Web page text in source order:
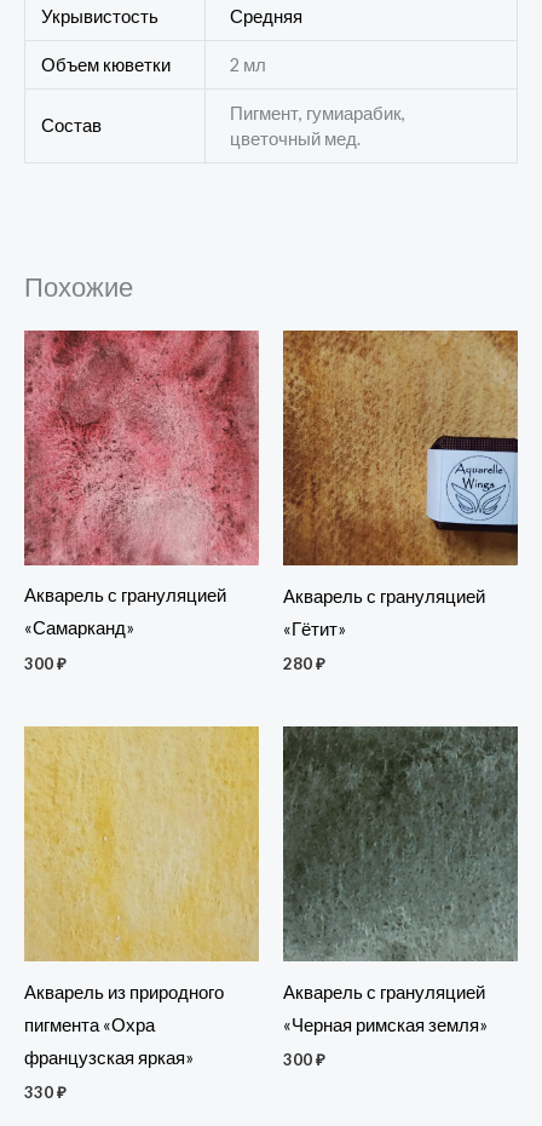
Укрывистость Средняя
Объем кюветки 2 мл
Состав
Пигмент, гумиарабик,
цветочный мед.
Похожие
Акварель с грануляцией
«Самарканд»
300₽
Акварель с грануляцией
«Гётит»
280₽
Акварель из природного
пигмента «Охра
французская яркая»
330₽
Акварель с грануляцией
«Черная римская земля»
300₽